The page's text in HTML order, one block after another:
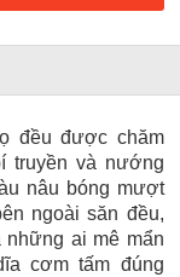
đều được chăm
truyền và nướng
nâu bóng mượt
ngoài săn đều,
ai mê mẩn
cơm tấm đúng